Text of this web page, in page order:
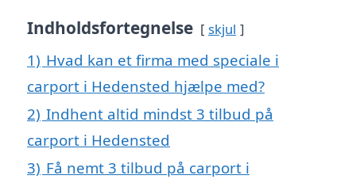
Indholdsfortegnelse skjul
1) Hvad kan et firma med speciale i
carport i Hedensted hjælpe med?
2) Indhent altid mindst 3 tilbud på
carport i Hedensted
3) Få nemt 3 tilbud på carport i